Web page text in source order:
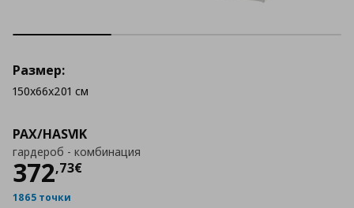
PAX/HASVIK
гардероб - комбинация
372,73€
Цена
1865 точки
Размер:
150x66x201 см